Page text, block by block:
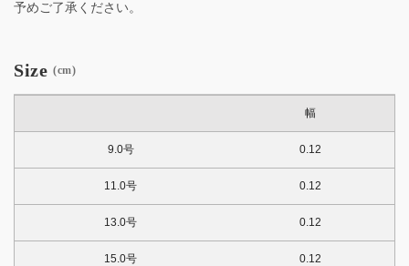
予めご了承ください。
Size (cm)
幅
9.0号 0.12
11.0号 0.12
13.0号 0.12
15.0号 0.12